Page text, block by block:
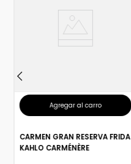
Agregar al carro
CARMEN GRAN RESERVA FRIDA
KAHLO CARMÉNÈRE